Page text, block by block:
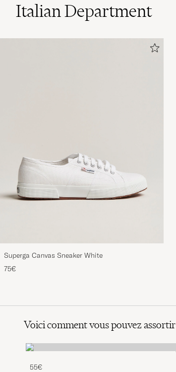
Italian Department
Superga Canvas Sneaker White
75€
Voici comment vous pouvez assortir
55€